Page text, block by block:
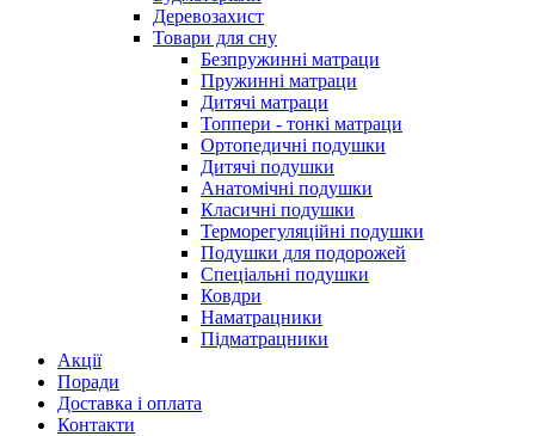
Деревозахист
Товари для сну
Безпружинні матраци
Пружинні матраци
Дитячі матраци
Топпери - тонкі матраци
Ортопедичні подушки
Дитячі подушки
Анатомічні подушки
Класичні подушки
Терморегуляційні подушки
Подушки для подорожей
Спеціальні подушки
Ковдри
Наматрацники
Підматрацники
Акції
Поради
Доставка і оплата
Контакти